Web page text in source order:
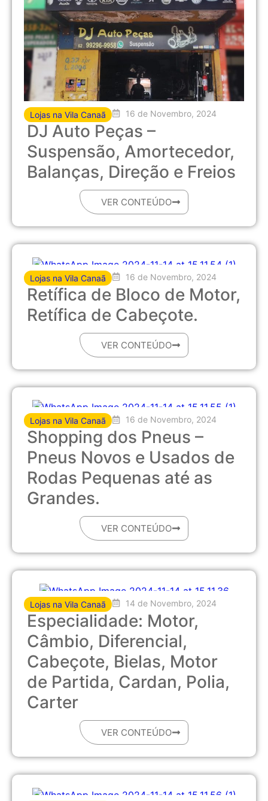
Lojas na Vila Canaã 16 de Novembro, 2024
DJ Auto Peças –
Suspensão, Amortecedor,
Balanças, Direção e Freios
VER CONTEÚDO
Lojas na Vila Canaã 16 de Novembro, 2024
Retífica de Bloco de Motor,
Retífica de Cabeçote.
VER CONTEÚDO
Lojas na Vila Canaã 16 de Novembro, 2024
Shopping dos Pneus –
Pneus Novos e Usados de
Rodas Pequenas até as
Grandes.
VER CONTEÚDO
Lojas na Vila Canaã 14 de Novembro, 2024
Especialidade: Motor,
Câmbio, Diferencial,
Cabeçote, Bielas, Motor
de Partida, Cardan, Polia,
Carter
VER CONTEÚDO